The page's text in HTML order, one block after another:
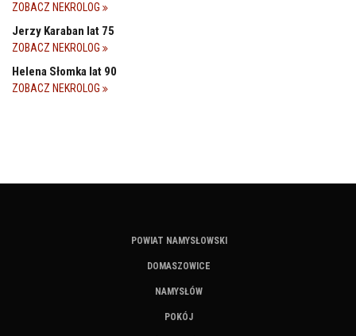
ZOBACZ NEKROLOG
Jerzy Karaban lat 75
ZOBACZ NEKROLOG
Helena Słomka lat 90
ZOBACZ NEKROLOG
POWIAT NAMYSŁOWSKI
DOMASZOWICE
NAMYSŁÓW
POKÓJ